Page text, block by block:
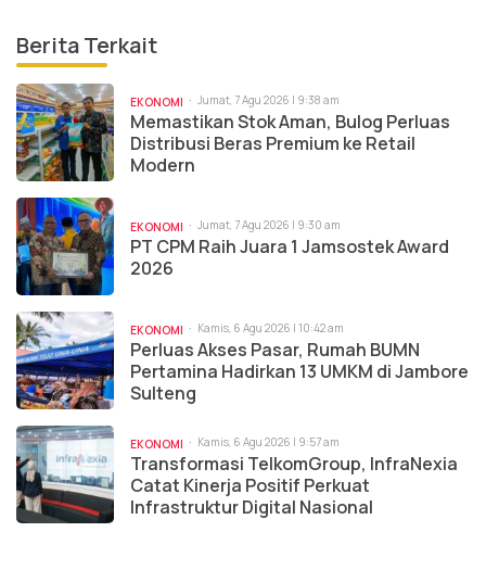
Berita Terkait
EKONOMI Jumat, 7 Agu 2026 | 9:38 am
Memastikan Stok Aman, Bulog Perluas
Distribusi Beras Premium ke Retail
Modern
EKONOMI Jumat, 7 Agu 2026 | 9:30 am
PT CPM Raih Juara 1 Jamsostek Award
2026
EKONOMI Kamis, 6 Agu 2026 | 10:42 am
Perluas Akses Pasar, Rumah BUMN
Pertamina Hadirkan 13 UMKM di Jambore
Sulteng
EKONOMI Kamis, 6 Agu 2026 | 9:57 am
Transformasi TelkomGroup, InfraNexia
Catat Kinerja Positif Perkuat
Infrastruktur Digital Nasional